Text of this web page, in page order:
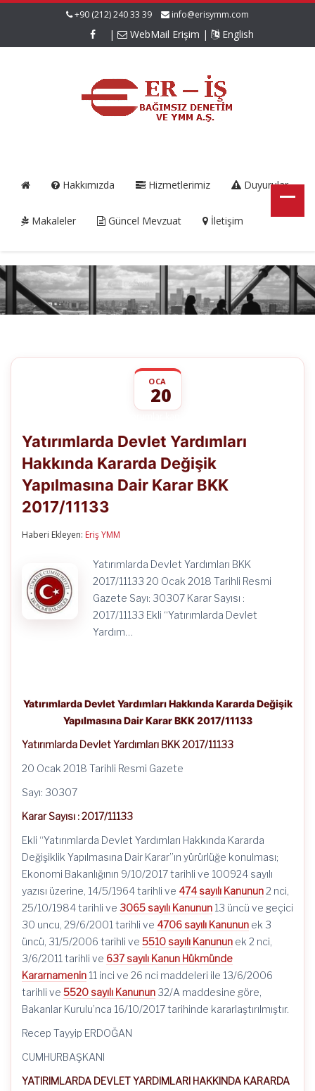
+90 (212) 240 33 39 info@erisymm.com
| WebMail Erişim | English
Hakkımızda Hizmetlerimiz Duyurular
Makaleler Güncel Mevzuat İletişim
OCA
20
Yardımları
Hakkında
Kararda
Yapılmasına
Yatırımlarda Devlet Yardımları
Hakkında Kararda Değişik
Yapılmasına Dair Karar BKK
2017/11133
Haberi Ekleyen: Eriş YMM
Yatırımlarda Devlet Yardımları BKK
2017/11133 20 Ocak 2018 Tarihli Resmi
Gazete Sayı: 30307 Karar Sayısı :
2017/11133 Ekli “Yatırımlarda Devlet
Yardım…
Yatırımlarda Devlet Yardımları Hakkında Kararda Değişik
Yapılmasına Dair Karar BKK 2017/11133
Yatırımlarda Devlet Yardımları BKK 2017/11133
20 Ocak 2018 Tarihli Resmi Gazete
Sayı: 30307
Karar Sayısı : 2017/11133
Ekli “Yatırımlarda Devlet Yardımları Hakkında Kararda
Değişiklik Yapılmasına Dair Karar”ın yürürlüğe konulması;
Ekonomi Bakanlığının 9/10/2017 tarihli ve 100924 sayılı
yazısı üzerine, 14/5/1964 tarihli ve 474 sayılı Kanunun2 nci,
25/10/1984 tarihli ve 3065 sayılı Kanunun 13 üncü ve geçici
30 uncu, 29/6/2001 tarihli ve 4706 sayılı Kanunun ek 3
üncü, 31/5/2006 tarihli ve 5510 sayılı Kanunun ek 2 nci,
3/6/2011 tarihli ve 637 sayılı Kanun Hükmünde
Kararnamenin 11 inci ve 26 nci maddeleri ile 13/6/2006
tarihli ve 5520 sayılı Kanunun 32/A maddesine göre,
Bakanlar Kurulu’nca 16/10/2017 tarihinde kararlaştırılmıştır.
Recep Tayyip ERDOĞAN
CUMHURBAŞKANI
YATIRIMLARDA DEVLET YARDIMLARI HAKKINDA KARARDA